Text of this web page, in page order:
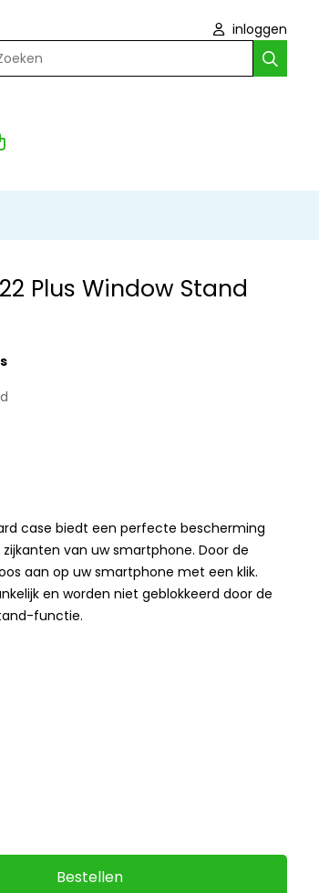
inloggen
Plus Window Stand
case biedt een perfecte bescherming
van uw smartphone. Door de
aan op uw smartphone met een klik.
en worden niet geblokkeerd door de
functie.
Bestellen